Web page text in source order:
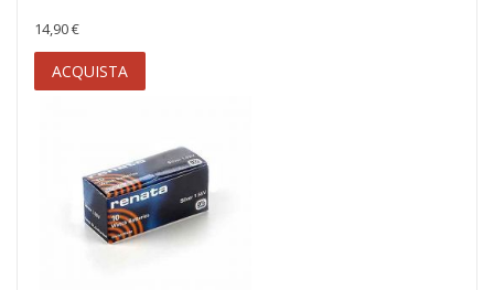
14,90 €
ACQUISTA